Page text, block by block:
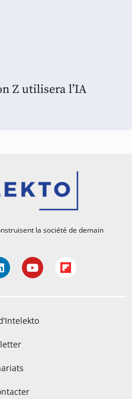
Z utilisera l’IA
la société de demain